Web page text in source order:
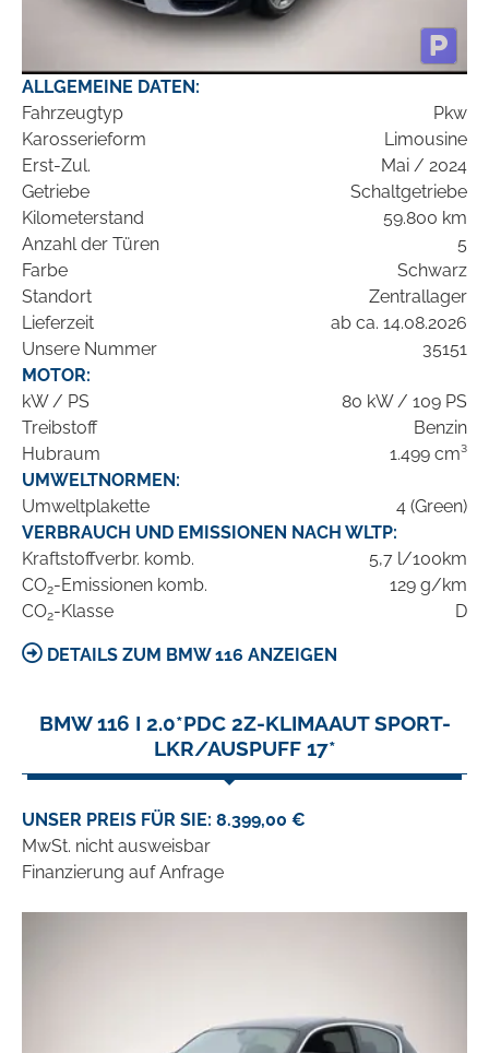
ALLGEMEINE DATEN:
Fahrzeugtyp
Pkw
Karosserieform
Limousine
Erst-Zul.
Mai / 2024
Getriebe
Schaltgetriebe
Kilometerstand
59.800 km
Anzahl der Türen
5
Farbe
Schwarz
Standort
Zentrallager
Lieferzeit
ab ca. 14.08.2026
Unsere Nummer
35151
MOTOR:
kW / PS
80 kW / 109 PS
Treibstoff
Benzin
Hubraum
1.499 cm³
UMWELTNORMEN:
Umweltplakette
4 (Green)
VERBRAUCH UND EMISSIONEN NACH WLTP:
Kraftstoffverbr. komb.
5,7 l/100km
CO2-Emissionen komb.
129 g/km
CO2-Klasse D
DETAILS ZUM BMW 116 ANZEIGEN
BMW 116 I 2.0*PDC 2Z-KLIMAAUT SPORT-
LKR/AUSPUFF 17*
UNSER PREIS FÜR SIE: 8.399,00 €
MwSt. nicht ausweisbar
Finanzierung auf Anfrage